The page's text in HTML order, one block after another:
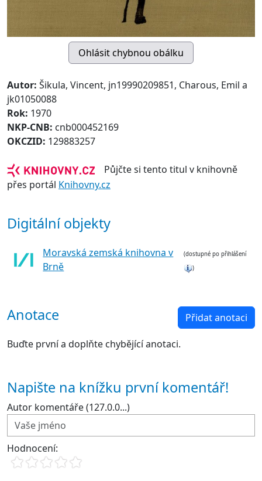
Autor: Šikula, Vincent, jn19990209851, Charous, Emil a
jk01050088
Rok: 1970
NKP-CNB: cnb000452169
OKCZID: 129883257
Půjčte si tento titul v knihovně
přes portál Knihovny.cz
Digitální objekty
Moravská zemská knihovna v
Brně
(dostupné po přihlášení
)
Anotace Přidat anotaci
Buďte první a doplňte chybějící anotaci.
Napište na knížku první komentář!
Autor komentáře (127.0.0...)
Hodnocení: